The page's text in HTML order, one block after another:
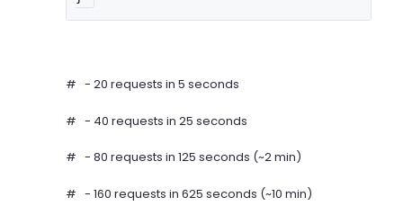
# - 20 requests in 5 seconds
# - 40 requests in 25 seconds
# - 80 requests in 125 seconds (~2 min)
# - 160 requests in 625 seconds (~10 min)